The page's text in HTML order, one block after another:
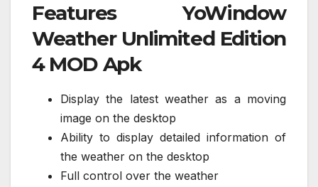
Features YoWindow
Weather Unlimited Edition
4 MOD Apk
Display the latest weather as a moving
image on the desktop
Ability to display detailed information of
the weather on the desktop
Full control over the weather